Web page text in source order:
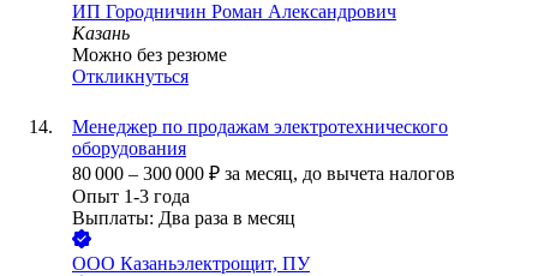
ИП Городничин Роман Александрович
Казань
Можно без резюме
Откликнуться
Менеджер по продажам электротехнического
оборудования
80 000 – 300 000 ₽ за месяц, до вычета налогов
Опыт 1-3 года
Выплаты: Два раза в месяц
ООО Казаньэлектрощит, ПУ